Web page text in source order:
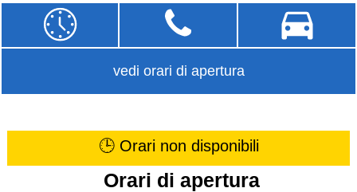
vedi orari di apertura
🕒 Orari non disponibili
Orari di apertura